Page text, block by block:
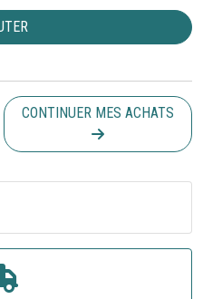
CONTINUER MES ACHATS